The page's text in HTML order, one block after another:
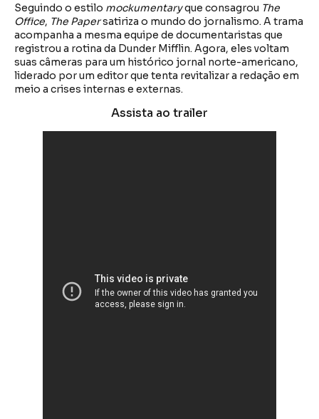
Seguindo o estilo mockumentaryque consagrou The
Office, The Papersatiriza o mundo do jornalismo. A trama
acompanha a mesma equipe de documentaristas que
registrou a rotina da Dunder Mifflin. Agora, eles voltam
suas câmeras para um histórico jornal norte-americano,
liderado por um editor que tenta revitalizar a redação em
meio a crises internas e externas.
Assista ao trailer